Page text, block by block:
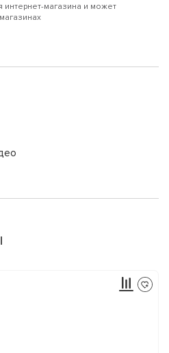
интернет-магазина и может